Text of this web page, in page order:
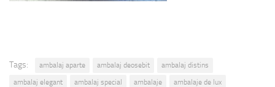
Tags: ambalaj aparte ambalaj deosebit
ambalaj distins
ambalaj elegant
ambalaj special ambalaje
ambalaje de lux